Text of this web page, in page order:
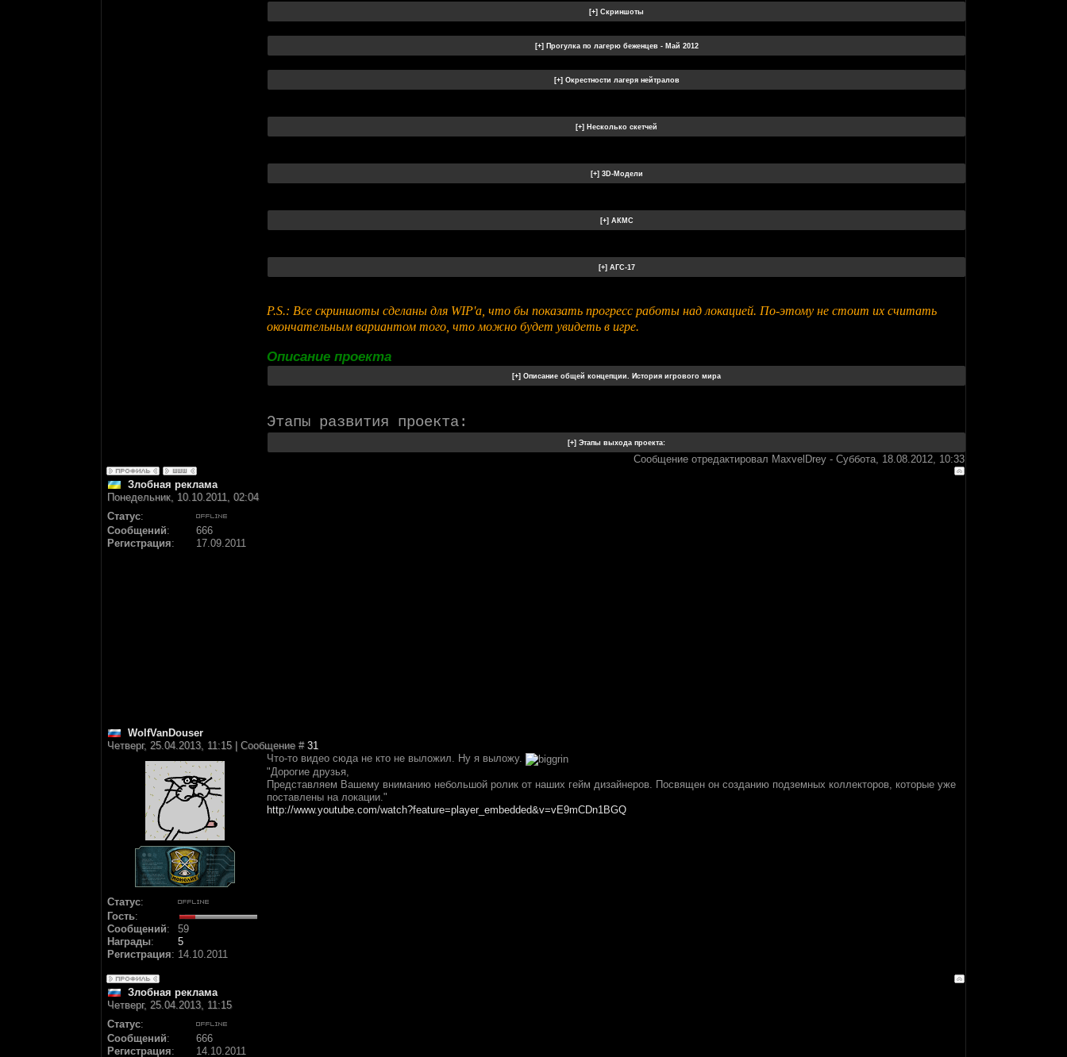
P.S.: Все скриншоты сделаны для WIP'a, что бы показать прогресс работы над локацией. По-этому не стоит их считать
окончательным вариантом того, что можно будет увидеть в игре.
Описание проекта
Этапы развития проекта:
Сообщение отредактировал MaxvelDrey - Суббота, 18.08.2012, 10:33
Злобная реклама
Понедельник, 10.10.2011, 02:04
Статус:
Сообщений:
666
Регистрация: 17.09.2011
WolfVanDouser
Четверг, 25.04.2013, 11:15 | Сообщение # 31
Статус:
Гость:
Сообщений:
59
Награды:
5
Регистрация: 14.10.2011
Что-то видео сюда не кто не выложил. Ну я выложу.
"Дорогие друзья,
Представляем Вашему вниманию небольшой ролик от наших гейм дизайнеров. Посвящен он созданию подземных коллекторов, которые уже
поставлены на локации."
http://www.youtube.com/watch?feature=player_embedded&v=vE9mCDn1BGQ
Злобная реклама
Четверг, 25.04.2013, 11:15
Статус:
Сообщений:
666
Регистрация: 14.10.2011